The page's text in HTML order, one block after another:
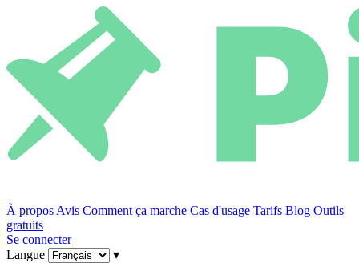
À propos Avis Comment ça marche Cas d'usage Tarifs Blog Outils
gratuits
Se connecter
Langue
▾